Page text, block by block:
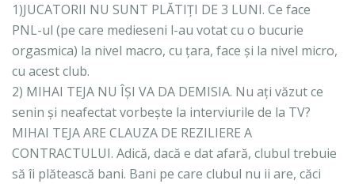
1)JUCATORII NU SUNT PLĂTIȚI DE 3 LUNI. Ce face
PNL-ul (pe care medieseni l-au votat cu o bucurie
orgasmica) la nivel macro, cu țara, face și la nivel micro,
cu acest club.
2) MIHAI TEJA NU ÎȘI VA DA DEMISIA. Nu ați văzut ce
senin și neafectat vorbește la interviurile de la TV?
MIHAI TEJA ARE CLAUZA DE REZILIERE A
CONTRACTULUI. Adică, dacă e dat afară, clubul trebuie
să îi plătească bani. Bani pe care clubul nu ii are, căci